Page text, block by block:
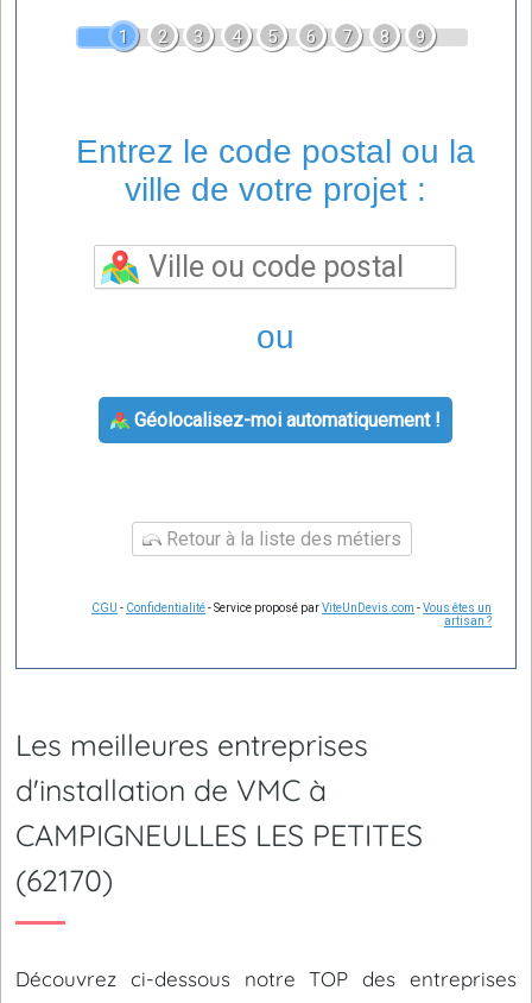
1 2 3 4 5 6 7 8 9
Entrez le code postal ou la
ville de votre projet :
ou
Géolocalisez-moi automatiquement !
Retour à la liste des métiers
CGU - Confidentialité- Service proposé parViteUnDevis.com -Vous êtes un
artisan ?
Les meilleures entreprises
d'installation de VMC à
CAMPIGNEULLES LES PETITES
(62170)
Découvrez ci-dessous notre TOP des entreprises